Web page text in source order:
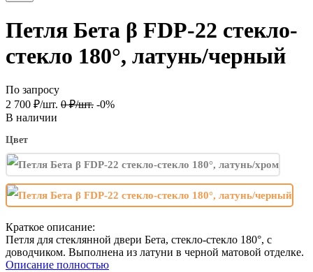
Петля Бета β FDP-22 стекло-
стекло 180°, латунь/черный
По запросу
2 700 ₽/шт. 0 ₽/шт. -0%
В наличии
Цвет
Краткое описание:
Петля для стеклянной двери Бета, стекло-стекло 180°, с
доводчиком. Выполнена из латуни в черной матовой отделке.
Описание полностью